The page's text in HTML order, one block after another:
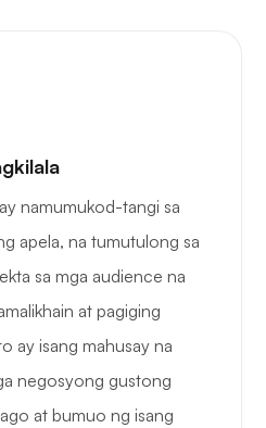
namumukod-tangi sa
apela, na tumutulong sa
sa mga audience na
at pagiging
ay isang mahusay na
negosyong gustong
at bumuo ng isang